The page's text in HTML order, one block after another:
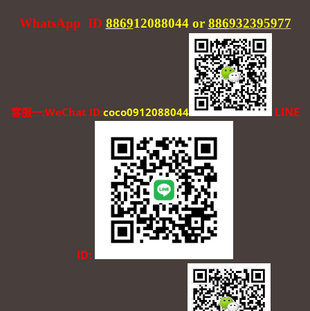
WhatsApp ID 886912088044or 886932395977
客服一:WeChat ID:coco0912088044 LINE
ID: